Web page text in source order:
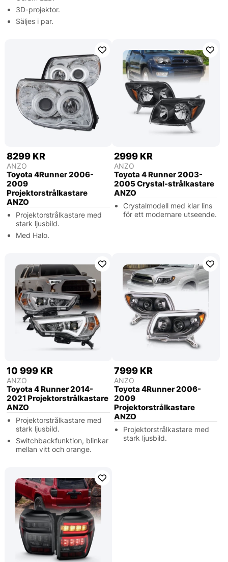
3D-projektor.
Säljes i par.
8299 KR
ANZO
Toyota 4Runner 2006-
2009
Projektorstrålkastare
ANZO
Projektorstrålkastare med
stark ljusbild.
Med Halo.
2999 KR
ANZO
Toyota 4 Runner 2003-
2005 Crystal-strålkastare
ANZO
Crystalmodell med klar lins
för ett modernare utseende.
10 999 KR
ANZO
Toyota 4 Runner 2014-
2021 Projektorstrålkastare
ANZO
Projektorstrålkastare med
stark ljusbild.
Switchbackfunktion, blinkar
mellan vitt och orange.
7999 KR
ANZO
Toyota 4Runner 2006-
2009
Projektorstrålkastare
ANZO
Projektorstrålkastare med
stark ljusbild.